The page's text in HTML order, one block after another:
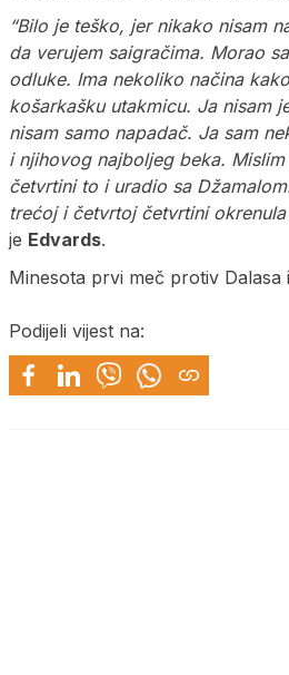
“Bilo je teško, jer nikako nisam
da verujem saigračima. Morao
odluke. Ima nekoliko načina
košarkašku utakmicu. Ja nisam
nisam samo napadač. Ja sam
i njihovog najboljeg beka.
četvrtini to i uradio sa
trećoj i četvrtoj četvrtini okrenula
je Edvards.
Minesota prvi meč protiv
Podijeli vijest na: